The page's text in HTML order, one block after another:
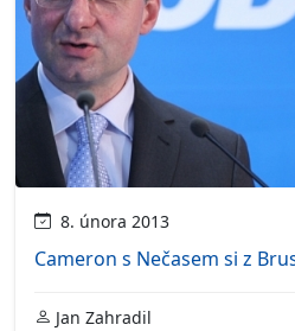
8. února 2013
Cameron s Nečasem si z
Jan Zahradil